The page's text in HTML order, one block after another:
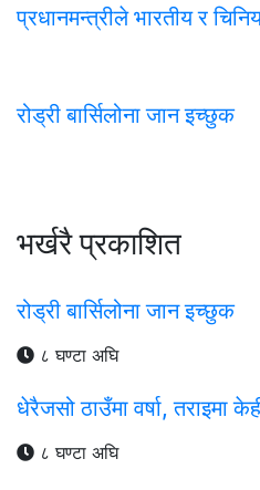
प्रधानमन्त्रीले भारतीय र
रोड्री बार्सिलोना जान इच्छुक
भर्खरै प्रकाशित
रोड्री बार्सिलोना जान इच्छुक
८ घण्टा अघि
धेरैजसो ठाउँमा वर्षा, तराइमा
८ घण्टा अघि